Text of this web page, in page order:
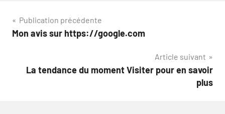
Navigation
de
Publication précédente
Mon avis sur https://google.com
Article suivant
La tendance du moment Visiter pour en savoir
plus